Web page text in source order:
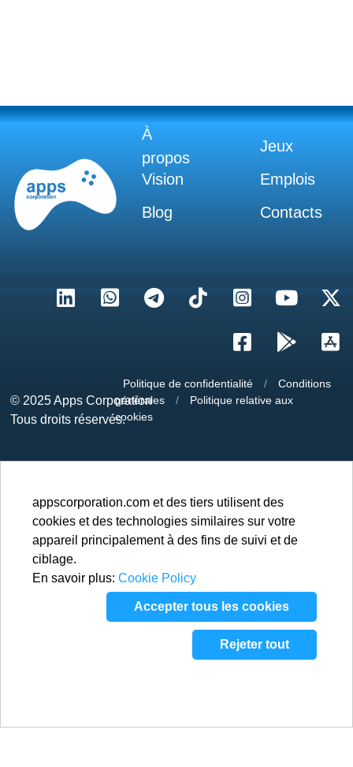
À
propos
Jeux
Vision
Emplois
Blog
Contacts
© 2025Apps Corporation
Tous droits réservés.
Politique de confidentialité /
Conditions
générales
/
Politique relative aux
cookies
appscorporation.com et des tiers utilisent des
cookies et des technologies similaires sur votre
appareil principalement à des fins de suivi et de
ciblage.
En savoir plus: Cookie Policy
Accepter tous les cookies
Rejeter tout